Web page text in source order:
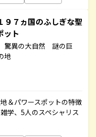
７ヵ国のふしぎな聖
ット
驚異の大自然 謎の巨
地
＆パワースポットの特徴
学、5人のスペシャリス